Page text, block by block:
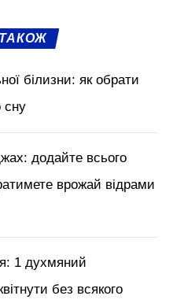
білизни: як обрати
сну
додайте всього
врожай відрами
1 духмяний
без всякого